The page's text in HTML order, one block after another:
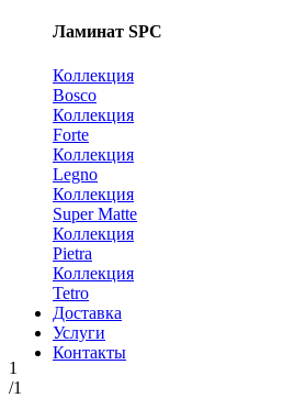
Ламинат SPC
Коллекция
Bosco
Коллекция
Forte
Коллекция
Legno
Коллекция
Super Matte
Коллекция
Pietra
Коллекция
Tetro
Доставка
Услуги
Контакты
1
/1